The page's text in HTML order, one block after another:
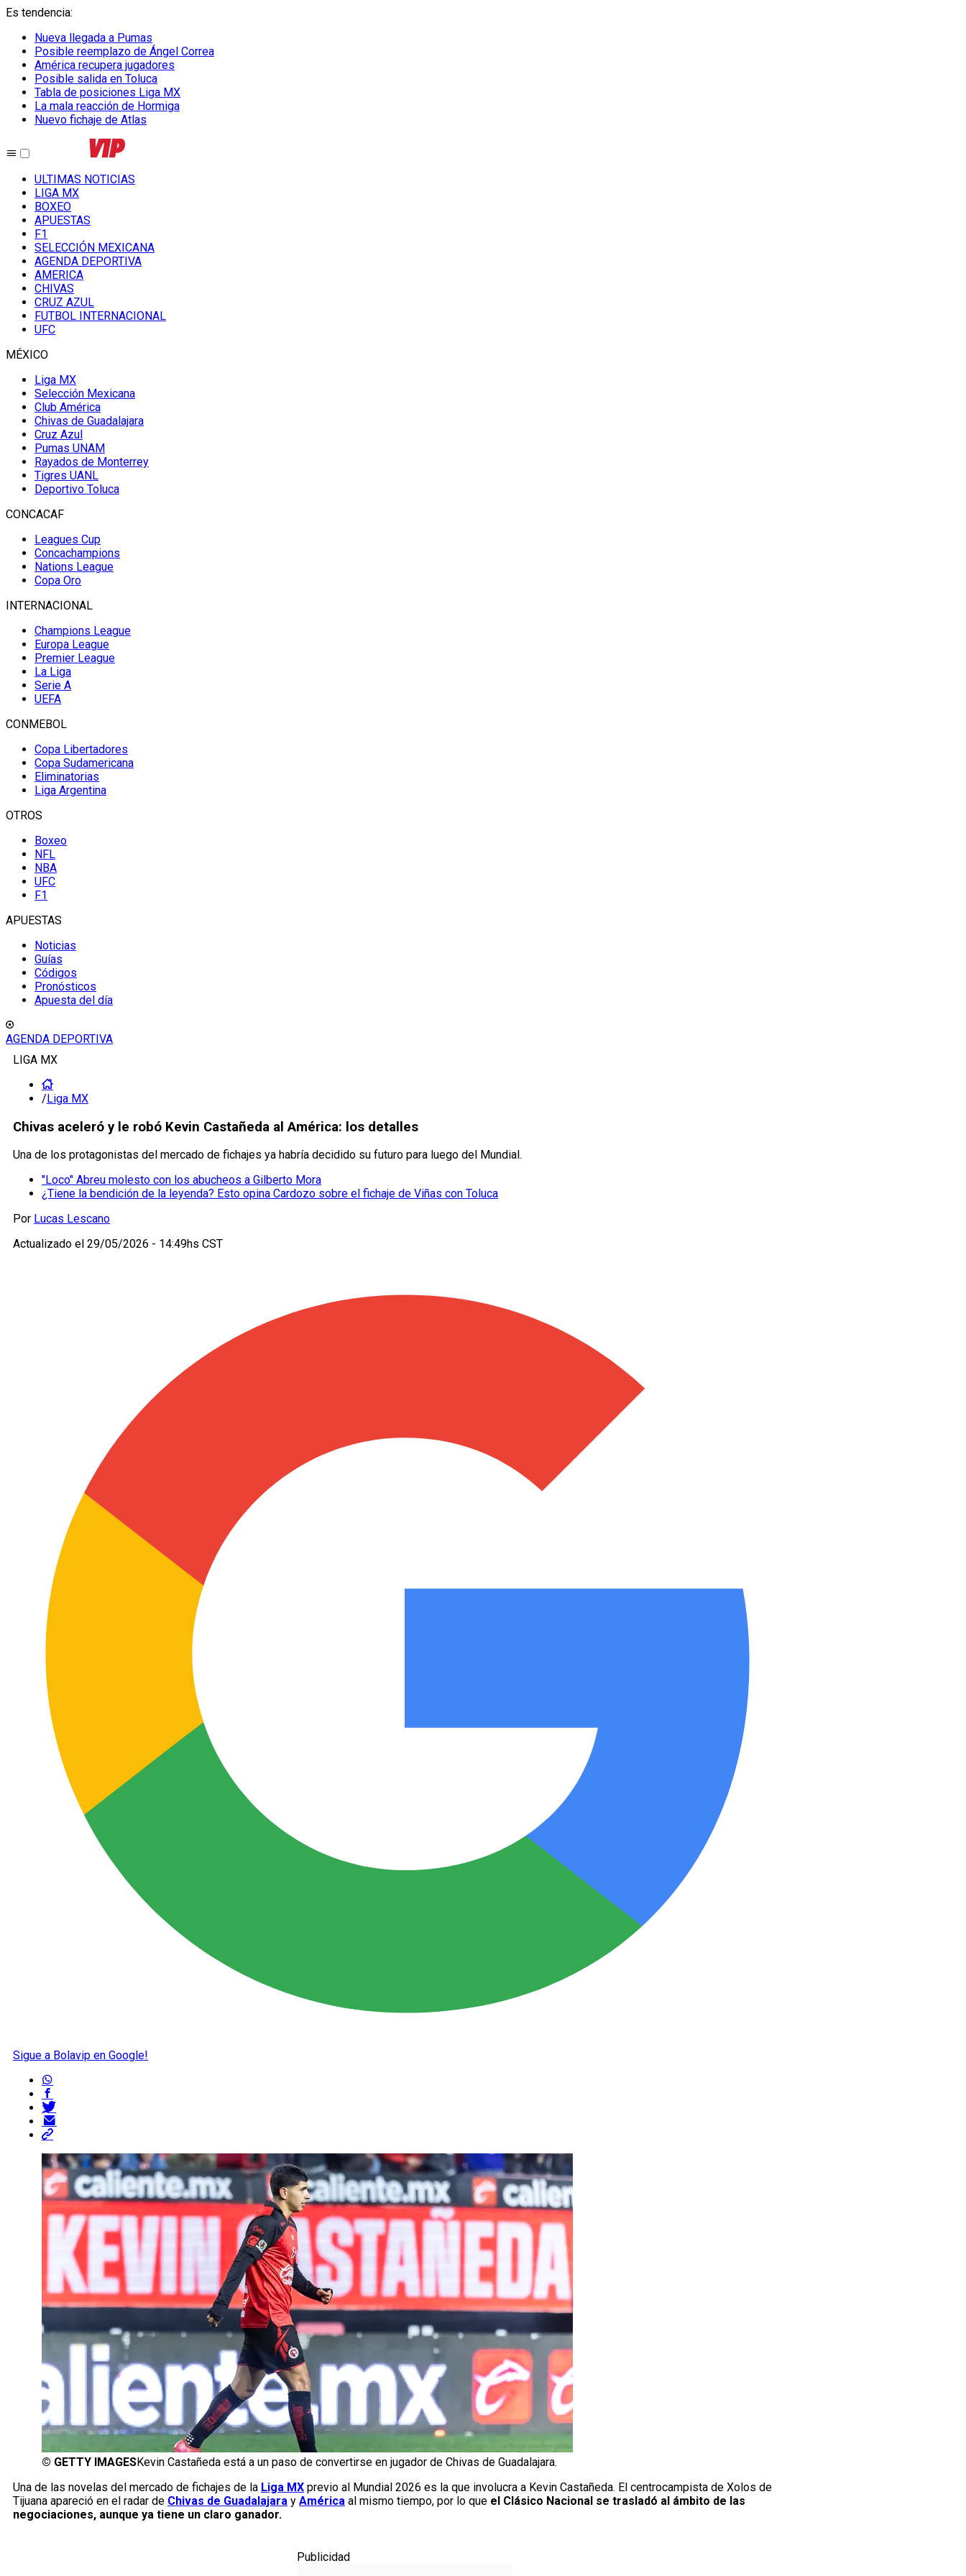
Es tendencia:
Nueva llegada a Pumas
Posible reemplazo de Ángel Correa
América recupera jugadores
Posible salida en Toluca
Tabla de posiciones Liga MX
La mala reacción de Hormiga
Nuevo fichaje de Atlas
ULTIMAS NOTICIAS
LIGA MX
BOXEO
APUESTAS
F1
SELECCIÓN MEXICANA
AGENDA DEPORTIVA
AMERICA
CHIVAS
CRUZ AZUL
FUTBOL INTERNACIONAL
UFC
MÉXICO
Liga MX
Selección Mexicana
Club América
Chivas de Guadalajara
Cruz Azul
Pumas UNAM
Rayados de Monterrey
Tigres UANL
Deportivo Toluca
CONCACAF
Leagues Cup
Concachampions
Nations League
Copa Oro
INTERNACIONAL
Champions League
Europa League
Premier League
La Liga
Serie A
UEFA
CONMEBOL
Copa Libertadores
Copa Sudamericana
Eliminatorias
Liga Argentina
OTROS
Boxeo
NFL
NBA
UFC
F1
APUESTAS
Noticias
Guías
Códigos
Pronósticos
Apuesta del día
AGENDA DEPORTIVA
LIGA MX
/Liga MX
Chivas aceleró y le robó Kevin Castañeda al América: los detalles
Una de los protagonistas del mercado de fichajes ya habría decidido su futuro para luego del Mundial.
"Loco" Abreu molesto con los abucheos a Gilberto Mora
¿Tiene la bendición de la leyenda? Esto opina Cardozo sobre el fichaje de Viñas con Toluca
Por Lucas Lescano
Actualizado el 29/05/2026 - 14:49hs CST
Sigue a Bolavip en Google!
© GETTY IMAGESKevin Castañeda está a un paso de convertirse en jugador de Chivas de Guadalajara.
Una de las novelas del mercado de fichajes de la Liga MX previo al Mundial 2026 es la que involucra a Kevin Castañeda. El centrocampista de Xolos de
Tijuana apareció en el radar de Chivas de Guadalajara y América al mismo tiempo, por lo que el Clásico Nacional se trasladó al ámbito de las
negociaciones, aunque ya tiene un claro ganador.
Publicidad